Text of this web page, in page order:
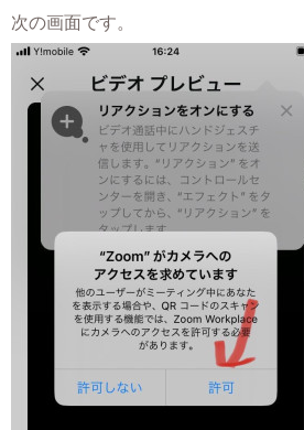
次の画面です。